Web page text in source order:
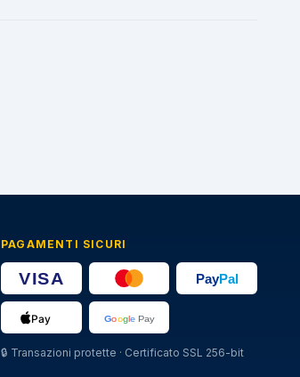
PAGAMENTI SICURI
🔒 Transazioni protette · Certificato SSL 256-bit